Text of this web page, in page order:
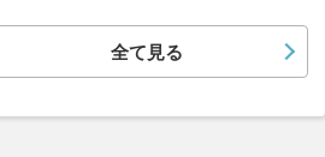
全て見る